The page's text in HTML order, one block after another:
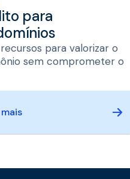
para
para valorizar o
sem comprometer o